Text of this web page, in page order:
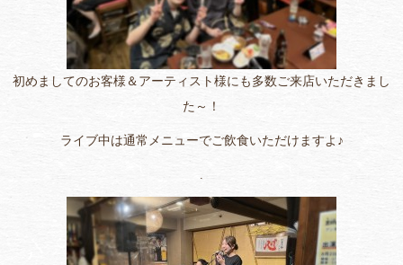
初めましてのお客様＆アーティスト様にも多数ご来店いただきまし
た～！
ライブ中は通常メニューでご飲食いただけますよ♪
.